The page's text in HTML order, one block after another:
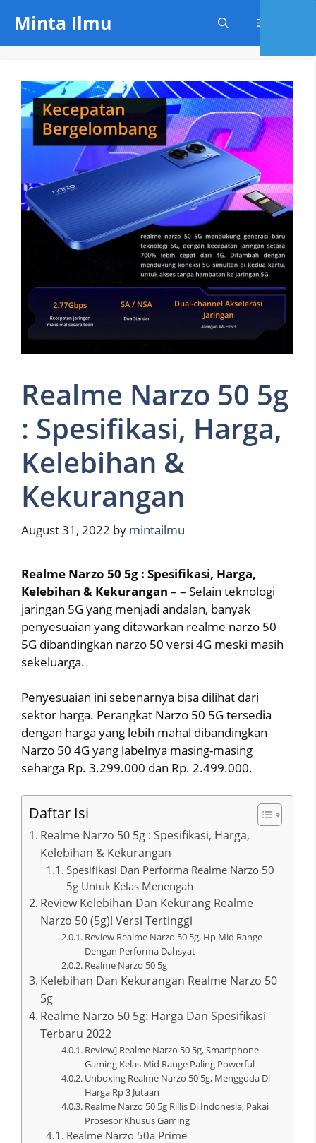
content
Minta Ilmu
Realme Narzo 50 5g
: Spesifikasi, Harga,
Kelebihan &
Kekurangan
August 31, 2022 by mintailmu
Realme Narzo 50 5g : Spesifikasi, Harga,
Kelebihan & Kekurangan – – Selain teknologi
jaringan 5G yang menjadi andalan, banyak
penyesuaian yang ditawarkan realme narzo 50
5G dibandingkan narzo 50 versi 4G meski masih
sekeluarga.
Penyesuaian ini sebenarnya bisa dilihat dari
sektor harga. Perangkat Narzo 50 5G tersedia
dengan harga yang lebih mahal dibandingkan
Narzo 50 4G yang labelnya masing-masing
seharga Rp. 3.299.000 dan Rp. 2.499.000.
Daftar Isi
Realme Narzo 50 5g : Spesifikasi, Harga,
Kelebihan & Kekurangan
Spesifikasi Dan Performa Realme Narzo 50
5g Untuk Kelas Menengah
Review Kelebihan Dan Kekurang Realme
Narzo 50 (5g)! Versi Tertinggi
Review Realme Narzo 50 5g, Hp Mid Range
Dengan Performa Dahsyat
Realme Narzo 50 5g
Kelebihan Dan Kekurangan Realme Narzo 50
5g
Realme Narzo 50 5g: Harga Dan Spesifikasi
Terbaru 2022
Review] Realme Narzo 50 5g, Smartphone
Gaming Kelas Mid Range Paling Powerful
Unboxing Realme Narzo 50 5g, Menggoda Di
Harga Rp 3 Jutaan
Realme Narzo 50 5g Rillis Di Indonesia, Pakai
Prosesor Khusus Gaming
Realme Narzo 50a Prime